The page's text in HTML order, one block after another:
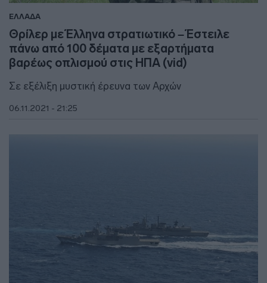
ΕΛΛΑΔΑ
Θρίλερ με Έλληνα στρατιωτικό – Έστειλε
πάνω από 100 δέματα με εξαρτήματα
βαρέως οπλισμού στις ΗΠΑ (vid)
Σε εξέλιξη μυστική έρευνα των Αρχών
06.11.2021 - 21:25